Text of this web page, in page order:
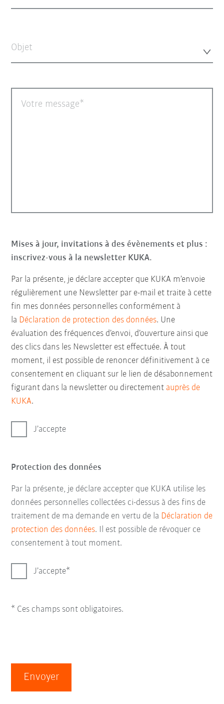
Objet
Votre message
Mises à jour, invitations à des évènements et plus :
inscrivez-vous à la newsletter KUKA.
Par la présente, je déclare accepter que KUKA m’envoie
régulièrement une Newsletter par e-mail et traite à cette
fin mes données personnelles conformément à
la Déclaration de protection des données. Une
évaluation des fréquences d’envoi, d’ouverture ainsi que
des clics dans les Newsletter est effectuée. À tout
moment, il est possible de renoncer définitivement à ce
consentement en cliquant sur le lien de désabonnement
figurant dans la newsletter ou directement auprès de
KUKA.
J’accepte
Protection des données
Par la présente, je déclare accepter que KUKA utilise les
données personnelles collectées ci-dessus à des fins de
traitement de ma demande en vertu de la Déclaration de
protection des données. Il est possible de révoquer ce
consentement à tout moment.
J’accepte
* Ces champs sont obligatoires.
Envoyer